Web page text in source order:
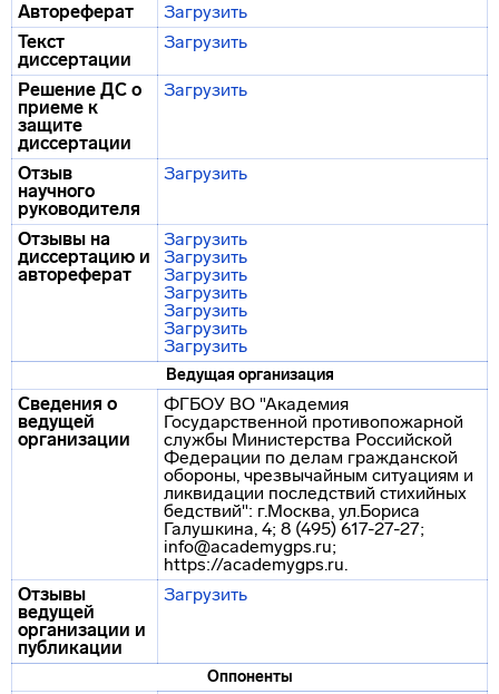
Автореферат
Загрузить
Текст
диссертации
Загрузить
Решение ДС о
приеме к
защите
диссертации
Загрузить
Отзыв
научного
руководителя
Загрузить
Отзывы на
диссертацию и
автореферат
Загрузить
Загрузить
Загрузить
Загрузить
Загрузить
Загрузить
Загрузить
Ведущая организация
Сведения о
ведущей
организации
ФГБОУ ВО "Академия
Государственной противопожарной
службы Министерства Российской
Федерации по делам гражданской
обороны, чрезвычайным ситуациям и
ликвидации последствий стихийных
бедствий": г.Москва, ул.Бориса
Галушкина, 4; 8 (495) 617-27-27;
info@academygps.ru;
https://academygps.ru.
Отзывы
ведущей
организации и
публикации
Загрузить
Оппоненты